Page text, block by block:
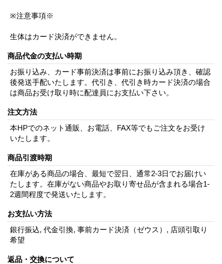
※注意事項※
生体はカード決済ができません。
商品代金の支払い時期
お振り込み、カード事前決済は事前にお振り込み頂き、確認
後発送手配いたします。代引き、代引き時カード決済の場合
は商品お受け取り時に配達員にお支払い下さい。
注文方法
本HPでのネット通販、お電話、FAX等でもご注文をお受け
いたします。
商品引渡時期
在庫がある商品の場合、最短で翌日、通常2-3日でお届けい
たします。在庫がない商品やお取り寄せ品が含まれる場合1-
2週間程度で発送いたします。
お支払い方法
銀行振込, 代金引換, 事前カード決済（ゼウス）, 店頭引取り
希望
返品・交換について